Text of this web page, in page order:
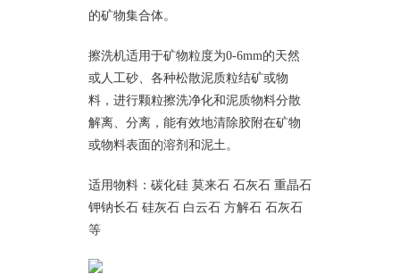
的矿物集合体。
擦洗机适用于矿物粒度为0-6mm的天然
或人工砂、各种松散泥质粒结矿或物
料，进行颗粒擦洗净化和泥质物料分散
解离、分离，能有效地清除胶附在矿物
或物料表面的溶剂和泥土。
适用物料：碳化硅 莫来石 石灰石 重晶石
钾钠长石 硅灰石 白云石 方解石 石灰石
等